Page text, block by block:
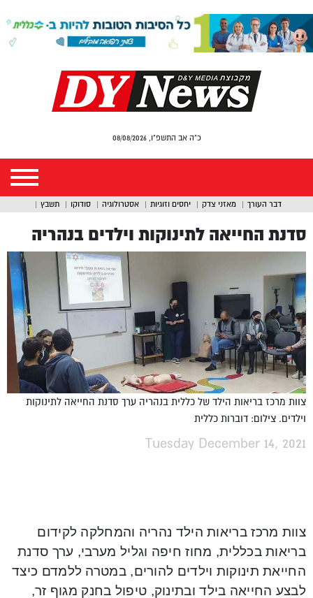
כ"ה אב התשפ"ו, 08/08/2026
דבר העורך מאזני צדק יחסים וזוגיות אסטרולוגיה סודוקו תשבץ
סדנת החייאה לתינוקות וילדים בנהריה
צוות מרכז בריאות הילד של כללית בנהריה ערך סדנת החייאה לתינוקות
וילדים. צילום: דוברות כללית
Tuesday December 14, 2021
צוות מרכז בריאות הילד נהריה והמחלקה לקידום
בריאות בכללית, מחוז חיפה וגליל מערבי, ערך סדנת
החייאת תינוקות וילדים להורים, במטרה ללמדם כיצד
לבצע החייאה בילד ובתינוק, טיפול בחנק מגוף זר,